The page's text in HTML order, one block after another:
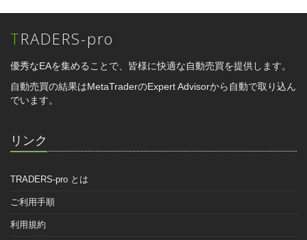
TRADERS-pro
優秀なEAを集めることで、皆様に快適な自動売買を提供します。
自動売買の結果はMetaTraderのExpert Advisorから自動で取り込ん
でいます。
リンク
TRADERS-pro とは
ご利用手順
利用規約